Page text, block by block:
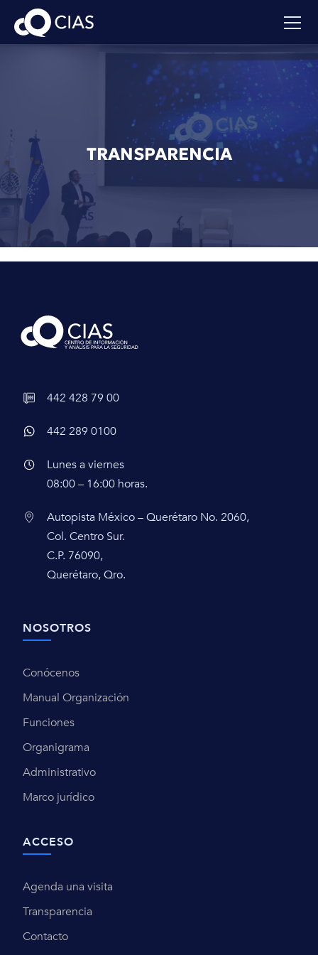
TRANSPARENCIA
442 428 79 00
442 289 0100
Lunes a viernes
08:00 – 16:00 horas.
Autopista México – Querétaro No. 2060,
Col. Centro Sur.
C.P. 76090,
Querétaro, Qro.
NOSOTROS
Conócenos
Manual Organización
Funciones
Organigrama
Administrativo
Marco jurídico
ACCESO
Agenda una visita
Transparencia
Contacto